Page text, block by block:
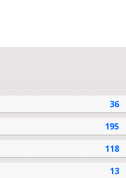
36
195
118
13